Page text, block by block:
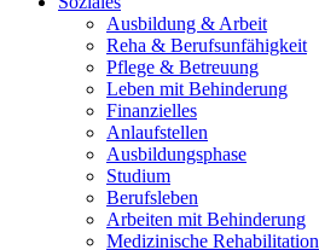
Ausbildung & Arbeit
Reha & Berufsunfähigkeit
Pflege & Betreuung
Leben mit Behinderung
Finanzielles
Anlaufstellen
Ausbildungsphase
Studium
Berufsleben
Arbeiten mit Behinderung
Medizinische Rehabilitation